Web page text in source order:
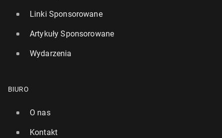
Linki Sponsorowane
Artykuły Sponsorowane
Wydarzenia
BIURO
O nas
Kontakt